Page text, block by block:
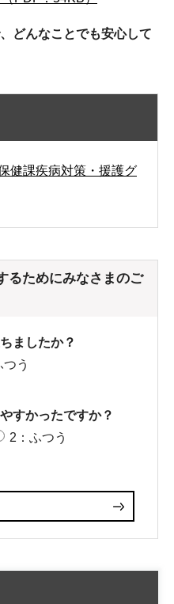
どんなことでも安心して
健課疾病対策・援護グ
るためにみなさまのご
ましたか？
つう
すかったですか？
2：ふつう